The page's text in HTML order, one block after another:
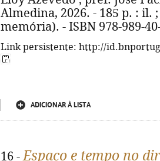
Almedina, 2026. - 185 p. : il.
memória). - ISBN 978-989-
Link persistente: http://
ADICIONAR À LISTA
16 -Espaço e tempo no